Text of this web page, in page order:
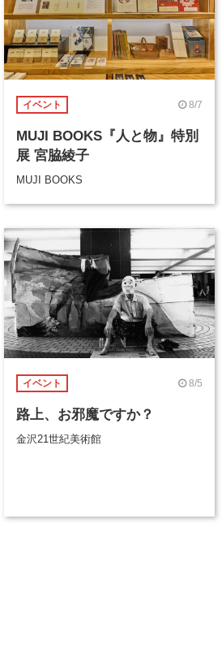
イベント 8/7
MUJI BOOKS『人と物』特別
展 宮脇綾子
MUJI BOOKS
イベント 8/5
路上、お邪魔ですか？
金沢21世紀美術館